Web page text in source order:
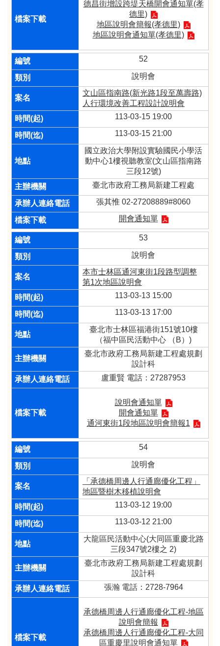
德昌街增設跨堤天橋開會通知單(孝
德里)
地區說明會簡報(孝德里)
地區說明會通知單(孝德里)
52
說明會
文山區指南路(新光路1段至萬壽路)
人行環境改善工程設計說明會
113-03-15 19:00
113-03-15 21:00
國立政治大學附設實驗國民小學活
動中心1樓視聽教室(文山區指南路
三段12號)
臺北市政府工務局新建工程處
張其惟 02-27208889#8060
開會通知單
53
說明會
本市士林區通河東街1段路型調整
第1次地區說明會
113-03-13 15:00
113-03-13 17:00
臺北市士林區福港街151號10樓
（福中區民活動中心 （B）)
臺北市政府工務局新建工程處規劃
設計科
盧重賢 電話：27287953
說明會通知單
開會通知單
通河東街1段地區說明會簡報1
54
說明會
「承德橋周邊人行通廊優化工程」
地區暨樹木移植說明會
113-03-12 19:00
113-03-12 21:00
大龍區民活動中心(大同區重慶北路
三段347號2樓之 2)
臺北市政府工務局新建工程處規劃
設計科
張瀚 電話：2728-7964
承德橋周邊人行通廊優化工程-地區
說明會簡報
承德橋周邊人行通廊優化工程-大同
區重慶里說明會通知單